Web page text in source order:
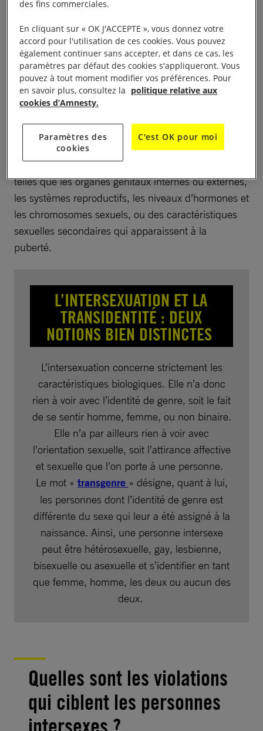
Comment définir
l’intersexuation ?
Le terme « intersexuation » est un terme générique
utilisé pour couvrir un vaste groupe de personnes
pas aux « normes » typiques et binaires masculines
ou féminines. Ces caractéristiques peuvent
concerner des caractéristiques sexuelles primaires
telles que les organes génitaux internes ou externes,
les systèmes reproductifs, les niveaux d’hormones et
les chromosomes sexuels, ou des caractéristiques
sexuelles secondaires qui apparaissent à la
puberté.
L’INTERSEXUATION ET LA
TRANSIDENTITÉ : DEUX
NOTIONS BIEN DISTINCTES
L’intersexuation concerne strictement les
caractéristiques biologiques. Elle n’a donc
rien à voir avec l’identité de genre, soit le fait
de se sentir homme, femme, ou non binaire.
Elle n’a par ailleurs rien à voir avec
l’orientation sexuelle, soit l’attirance affective
et sexuelle que l’on porte à une personne.
Le mot « transgenre » désigne, quant à lui,
les personnes dont l’identité de genre est
différente du sexe qui leur a été assigné à la
naissance. Ainsi, une personne intersexe
peut être hétérosexuelle, gay, lesbienne,
bisexuelle ou asexuelle et s’identifier en tant
que femme, homme, les deux ou aucun des
deux.
Quelles sont les violations
qui ciblent les personnes
des fins commerciales.
En cliquant sur « OK J'ACCEPTE », vous donnez votre
accord pour l'utilisation de ces cookies. Vous pouvez
également continuer sans accepter, et dans ce cas, les
paramètres par défaut des cookies s'appliqueront. Vous
pouvez à tout moment modifier vos préférences. Pour
en savoir plus, consultez la politique relative aux
cookies d’Amnesty.
Paramètres des
cookies
C'est OK pour moi